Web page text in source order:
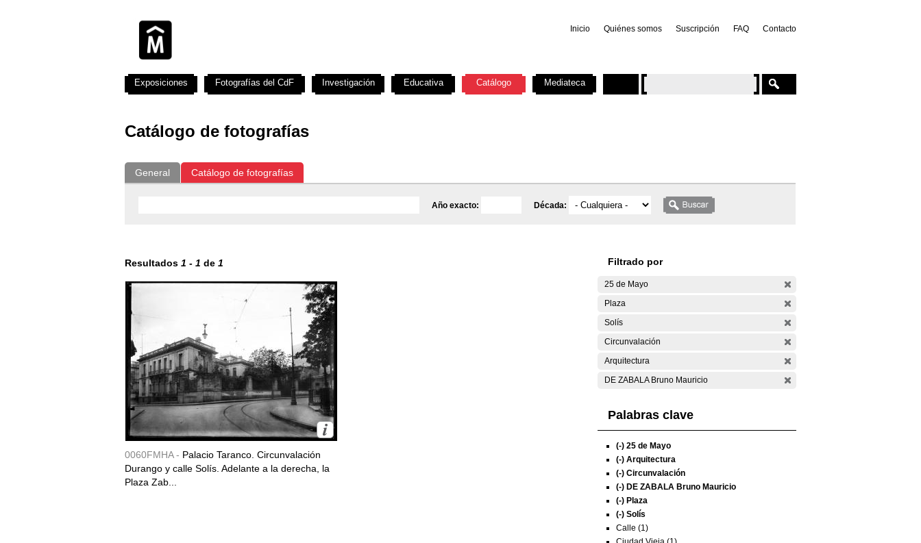
Inicio Quiénes somos Suscripción FAQ Contacto
Catálogo de fotografías
General Catálogo de fotografías
Año exacto: Década:
Resultados 1 - 1 de 1
0060FMHA - Palacio Taranco. Circunvalación
Durango y calle Solís. Adelante a la derecha, la
Plaza Zab...
Filtrado por
25 de Mayo
Plaza
Solís
Circunvalación
Arquitectura
DE ZABALA Bruno Mauricio
Palabras clave
(-) 25 de Mayo
(-) Arquitectura
(-) Circunvalación
(-) DE ZABALA Bruno Mauricio
(-) Plaza
(-) Solís
Calle (1)
Exposiciones Fotografías del CdF Investigación Educativa Catálogo Mediateca